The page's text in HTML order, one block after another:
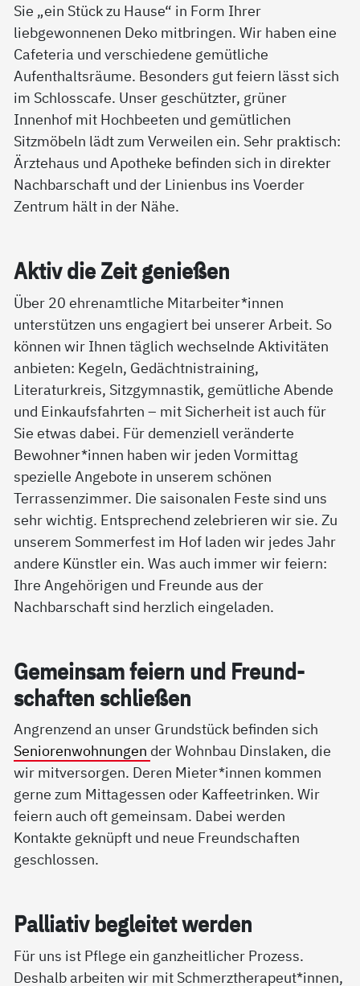
Sie „ein Stück zu Hause“ in Form Ihrer
liebgewonnenen Deko mitbringen. Wir haben eine
Cafeteria und verschiedene gemütliche
Aufenthaltsräume. Besonders gut feiern lässt sich
im Schlosscafe. Unser geschützter, grüner
Innenhof mit Hochbeeten und gemütlichen
Sitzmöbeln lädt zum Verweilen ein. Sehr praktisch:
Ärztehaus und Apotheke befinden sich in direkter
Nachbarschaft und der Linienbus ins Voerder
Zentrum hält in der Nähe.
Ak­tiv die Zeit ge­nie­ßen
Über 20 ehrenamtliche Mitarbeiter*innen
unterstützen uns engagiert bei unserer Arbeit. So
können wir Ihnen täglich wechselnde Aktivitäten
anbieten: Kegeln, Gedächtnistraining,
Literaturkreis, Sitzgymnastik, gemütliche Abende
und Einkaufsfahrten – mit Sicherheit ist auch für
Sie etwas dabei. Für demenziell veränderte
Bewohner*innen haben wir jeden Vormittag
spezielle Angebote in unserem schönen
Terrassenzimmer. Die saisonalen Feste sind uns
sehr wichtig. Entsprechend zelebrieren wir sie. Zu
unserem Sommerfest im Hof laden wir jedes Jahr
andere Künstler ein. Was auch immer wir feiern:
Ihre Angehörigen und Freunde aus der
Nachbarschaft sind herzlich eingeladen.
Ge­mein­sam fei­ern und Freund­
schaf­ten sch­lie­ßen
Angrenzend an unser Grundstück befinden sich
Seniorenwohnungen der Wohnbau Dinslaken, die
wir mitversorgen. Deren Mieter*innen kommen
gerne zum Mittagessen oder Kaffeetrinken. Wir
feiern auch oft gemeinsam. Dabei werden
Kontakte geknüpft und neue Freundschaften
geschlossen.
Pal­lia­tiv be­g­lei­tet wer­den
Für uns ist Pflege ein ganzheitlicher Prozess.
Deshalb arbeiten wir mit Schmerztherapeut*innen,